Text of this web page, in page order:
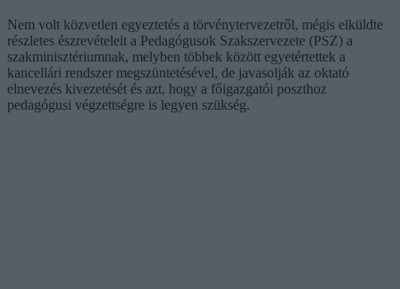
Nem volt közvetlen egyeztetés a törvénytervezetről, mégis elküldte
részletes észrevételeit a Pedagógusok Szakszervezete (PSZ) a
szakminisztériumnak, melyben többek között egyetértettek a
kancellári rendszer megszüntetésével, de javasolják az oktató
elnevezés kivezetését és azt, hogy a főigazgatói poszthoz
pedagógusi végzettségre is legyen szükség.